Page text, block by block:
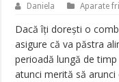
Daniela Aparate
Dacă îți dorești o
asigure că va păstra
perioadă lungă de
atunci merită să